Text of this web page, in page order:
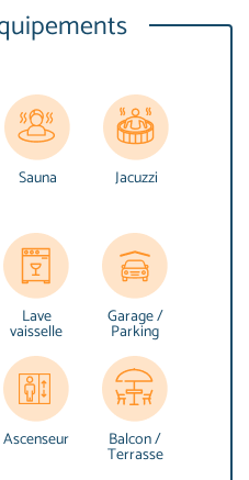
Sauna Jacuzzi
Lave
vaisselle
Garage /
Parking
Ascenseur
Balcon /
Terrasse